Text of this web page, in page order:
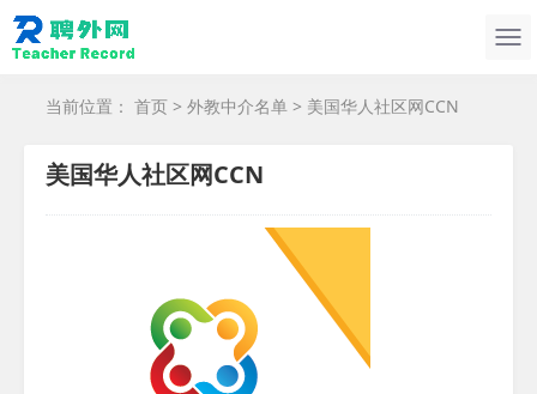
当前位置： 首页 > 外教中介名单 > 美国华人社区网CCN
美国华人社区网CCN